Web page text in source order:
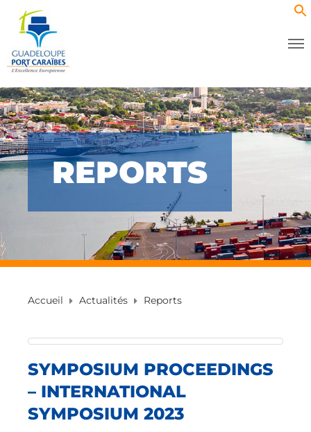
REPORTS
Accueil Actualités Reports
SYMPOSIUM PROCEEDINGS
– INTERNATIONAL
SYMPOSIUM 2023